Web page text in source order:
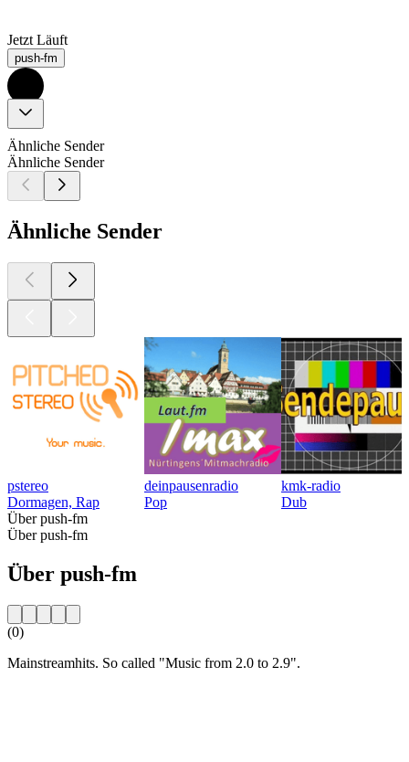
Jetzt Läuft
push-fm
Ähnliche Sender
Ähnliche Sender
Ähnliche Sender
pstereo
Dormagen, Rap
deinpausenradio
Pop
kmk-radio
Dub
Über push-fm
Über push-fm
Über push-fm
(0)
Mainstreamhits. So called "Music from 2.0 to 2.9".